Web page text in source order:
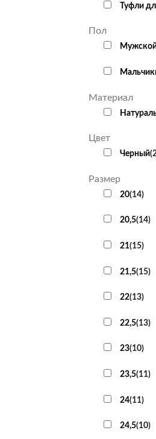
Туфли
Пол
Материал
Цвет
Черный(
Размер
20(14)
20,5(14)
21(15)
21,5(15)
22(13)
22,5(13)
23(10)
23,5(11)
24(11)
24,5(10)